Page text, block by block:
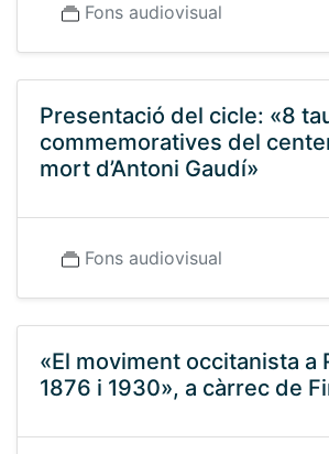
Fons audiovisual
Presentació del cicle: «8
commemoratives del
mort d’Antoni Gaudí»
Fons audiovisual
«El moviment occitanista a
1876 i 1930», a càrrec de